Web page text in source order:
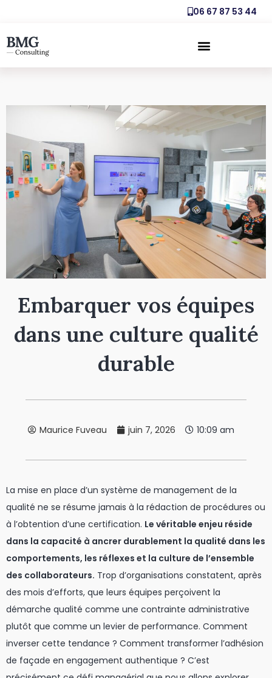
06 67 87 53 44
Embarquer vos équipes
dans une culture qualité
durable
Maurice Fuveau juin 7, 2026 10:09 am
La mise en place d’un système de management de la
qualité ne se résume jamais à la rédaction de procédures ou
à l’obtention d’une certification. Le véritable enjeu réside
dans la capacité à ancrer durablement la qualité dans les
comportements, les réflexes et la culture de l’ensemble
des collaborateurs. Trop d’organisations constatent, après
des mois d’efforts, que leurs équipes perçoivent la
démarche qualité comme une contrainte administrative
plutôt que comme un levier de performance. Comment
inverser cette tendance ? Comment transformer l’adhésion
de façade en engagement authentique ? C’est